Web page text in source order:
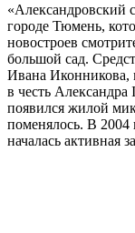
«Александровский
городе Тюмень,
новостроев
большой сад.
Ивана Иконникова,
в честь Александра
появился жилой
поменялось. В 2004
началась активная